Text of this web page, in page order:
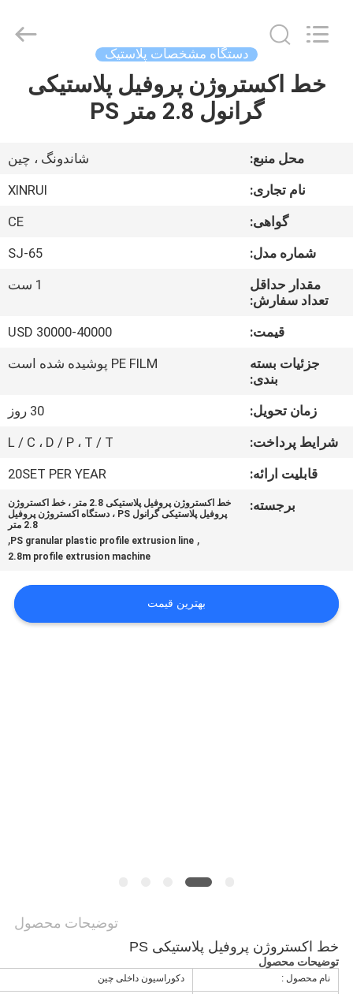
خانه
بازدید
کارخانه
کنترل
کیفیت
اخبار
Machinery
دستگاه مشخصات پلاستیک
خط اکستروژن پروفیل پلاستیکی
گرانول 2.8 متر PS
محل منبع:
شاندونگ ، چین
نام تجاری:
XINRUI
گواهی:
CE
شماره مدل:
SJ-65
مقدار حداقل
تعداد سفارش:
1 ست
قیمت:
USD 30000-40000
جزئیات بسته
بندی:
PE FILM پوشیده شده است
زمان تحویل:
30 روز
شرایط پرداخت:
L / C ، D / P ، T / T
قابلیت ارائه:
20SET PER YEAR
برجسته:
خط اکستروژن پروفیل پلاستیکی 2.8 متر ، خط اکستروژن
پروفیل پلاستیکی گرانول PS ، دستگاه اکستروژن پروفیل
2.8 متر
,
PS granular plastic profile extrusion line
,
2.8m profile extrusion machine
بهترین قیمت
توضیحات محصول
خط اکستروژن پروفیل پلاستیکی PS
توضیحات محصول
نام محصول : دکوراسیون داخلی چین